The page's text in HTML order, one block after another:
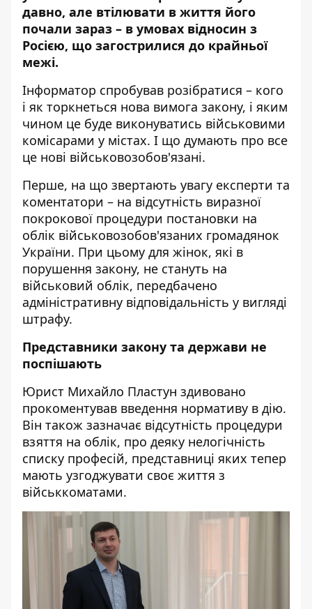
давно, але втілювати в життя його
почали зараз – в умовах відносин з
Росією, що загострилися до крайньої
межі.
Інформатор спробував розібратися – кого
і як торкнеться нова вимога закону, і яким
чином це буде виконуватись військовими
комісарами у містах. І що думають про все
це нові військовозобов'язані.
Перше, на що звертають увагу експерти та
коментатори – на відсутність виразної
покрокової процедури постановки на
облік військовозобов'язаних громадянок
України. При цьому для жінок, які в
порушення закону, не стануть на
військовий облік, передбачено
адміністративну відповідальність у вигляді
штрафу.
Представники закону та держави не
поспішають
Юрист Михайло Пластун здивовано
прокоментував введення нормативу в дію.
Він також зазначає відсутність процедури
взяття на облік, про деяку нелогічність
списку професій, представниці яких тепер
мають узгоджувати своє життя з
військкоматами.